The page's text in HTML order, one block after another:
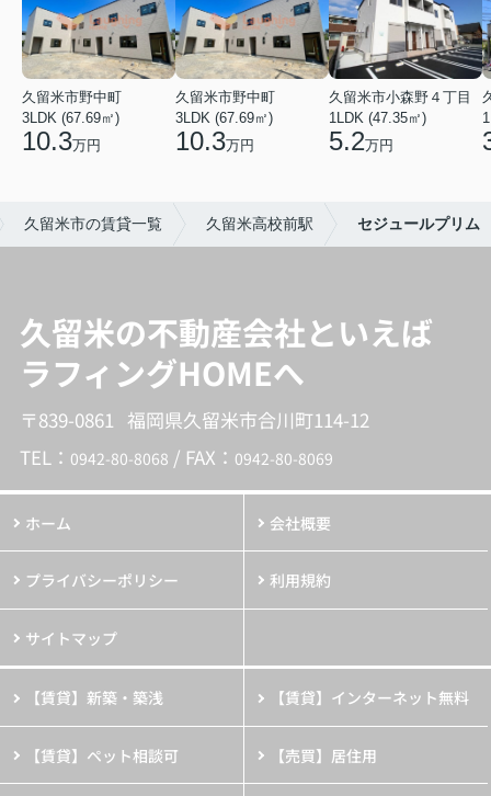
久留米市野中町
3LDK (67.69㎡)
10.3万円
久留米市野中町
3LDK (67.69㎡)
10.3万円
久留米市小森野４丁目
1LDK (47.35㎡)
5.2万円
久留米市の賃貸一覧 久留米高校前駅 セジュールプリム
久留米の不動産会社といえば
ラフィングHOMEへ
〒839-0861 福岡県久留米市合川町114-12
TEL： 0942-80-8068 / FAX： 0942-80-8069
ホーム 会社概要
プライバシーポリシー 利用規約
サイトマップ
【賃貸】新築・築浅 【賃貸】インターネット無料
【賃貸】ペット相談可 【売買】居住用